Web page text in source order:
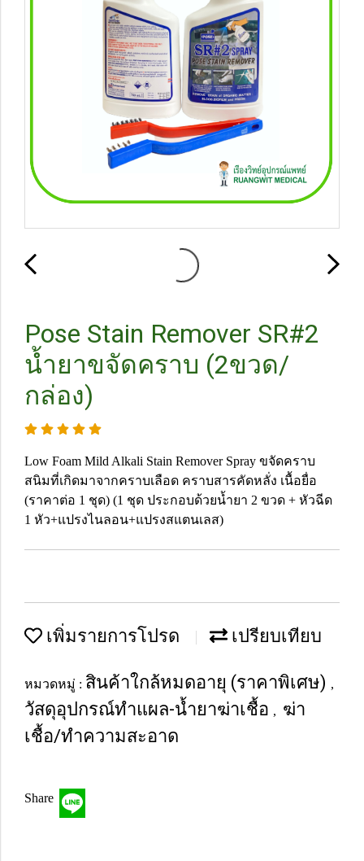
Pose Stain Remover SR#2
น้ำยาขจัดคราบ (2ขวด/
กล่อง)
Low Foam Mild Alkali Stain Remover Spray ขจัดคราบ
สนิมที่เกิดมาจากคราบเลือด คราบสารคัดหลั่ง เนื้อยื่อ
(ราคาต่อ 1 ชุด) (1 ชุด ประกอบด้วยน้ำยา 2 ขวด + หัวฉีด
1 หัว+แปรงไนลอน+แปรงสแตนเลส)
เพิ่มรายการโปรด เปรียบเทียบ
หมวดหมู่ : สินค้าใกล้หมดอายุ (ราคาพิเศษ) ,
วัสดุอุปกรณ์ทำแผล-น้ำยาฆ่าเชื้อ , ฆ่า
เชื้อ/ทำความสะอาด
Share